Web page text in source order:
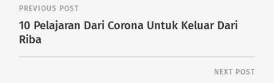
PREVIOUS POST
10 Pelajaran Dari Corona Untuk Keluar Dari
Riba
NEXT POST